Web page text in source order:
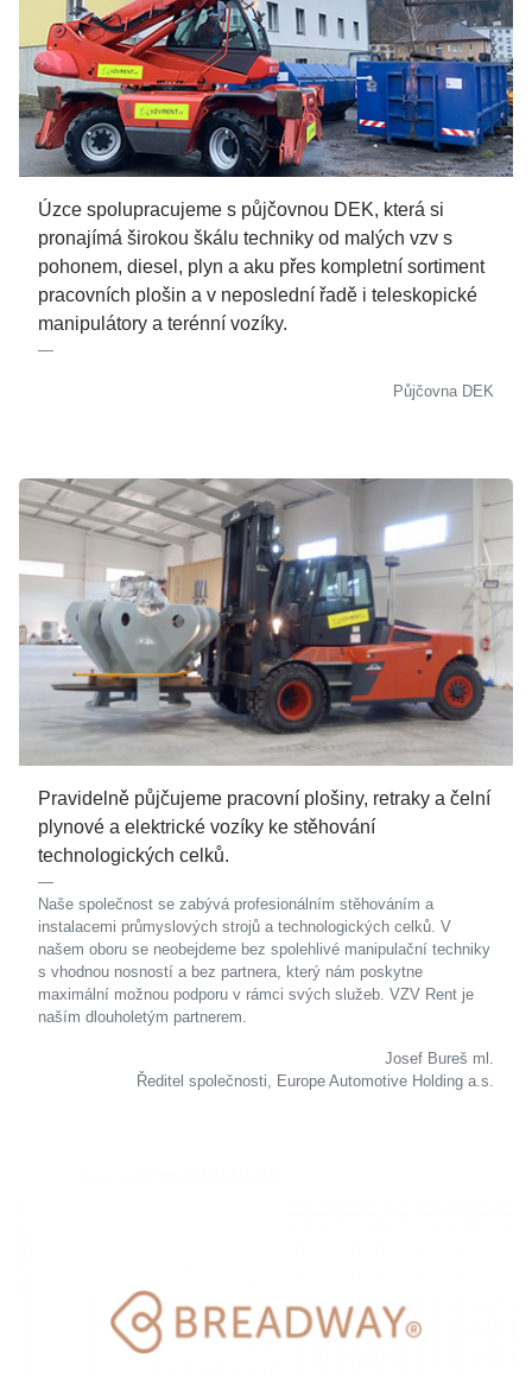
Úzce spolupracujeme s půjčovnou DEK, která si
pronajímá širokou škálu techniky od malých vzv s
pohonem, diesel, plyn a aku přes kompletní sortiment
pracovních plošin a v neposlední řadě i teleskopické
manipulátory a terénní vozíky.
Půjčovna DEK
Pravidelně půjčujeme pracovní plošiny, retraky a čelní
plynové a elektrické vozíky ke stěhování
technologických celků.
Naše společnost se zabývá profesionálním stěhováním a
instalacemi průmyslových strojů a technologických celků. V
našem oboru se neobejdeme bez spolehlivé manipulační techniky
s vhodnou nosností a bez partnera, který nám poskytne
maximální možnou podporu v rámci svých služeb. VZV Rent je
naším dlouholetým partnerem.
Josef Bureš ml.
Ředitel společnosti, Europe Automotive Holding a.s.